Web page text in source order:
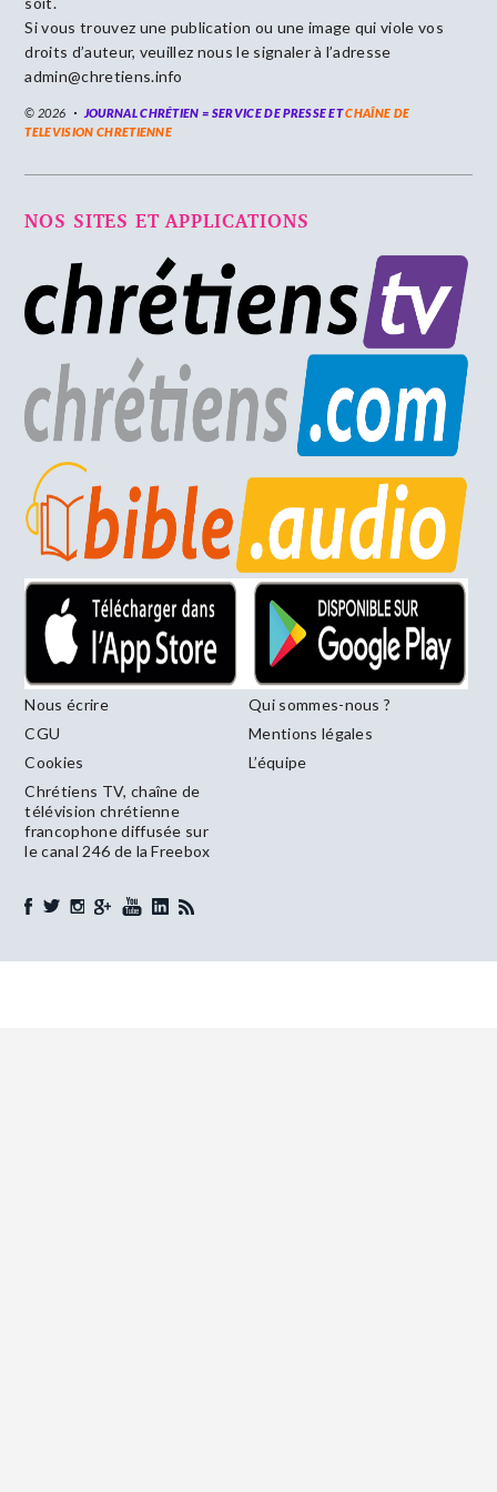
Si vous trouvez une publication ou une image qui viole vos
droits d’auteur, veuillez nous le signaler à l’adresse
admin@chretiens.info
© 2026 JOURNAL CHRÉTIEN = SERVICE DE PRESSE ETCHAÎNE DE
TELEVISION CHRETIENNE
NOS SITES ET APPLICATIONS
Nous écrire
Qui sommes-nous ?
CGU
Mentions légales
Cookies
L’équipe
Chrétiens TV, chaîne de
télévision chrétienne
francophone diffusée sur
le canal 246 de la Freebox